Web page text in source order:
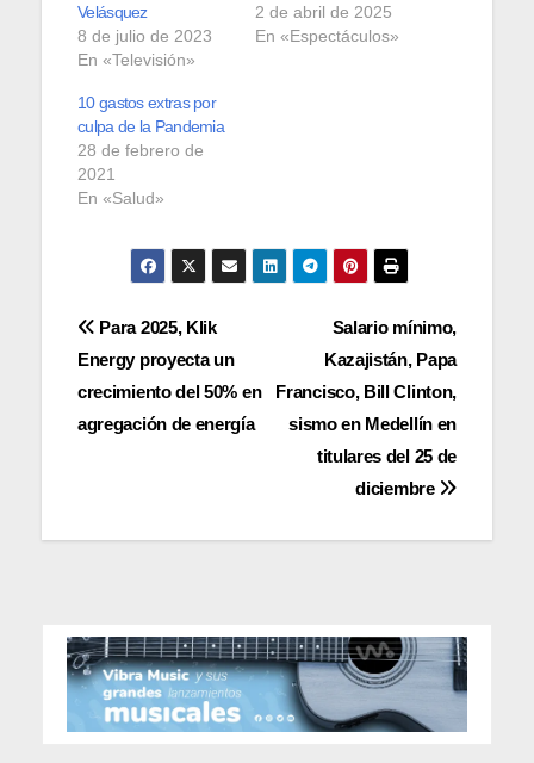
Velásquez
8 de julio de 2023
En «Televisión»
2 de abril de 2025
En «Espectáculos»
10 gastos extras por
culpa de la Pandemia
28 de febrero de
2021
En «Salud»
Navegación
de
entradas
Salario mínimo,
Kazajistán, Papa
Francisco, Bill Clinton,
sismo en Medellín en
titulares del 25 de
diciembre
Para 2025, Klik
Energy proyecta un
crecimiento del 50% en
agregación de energía